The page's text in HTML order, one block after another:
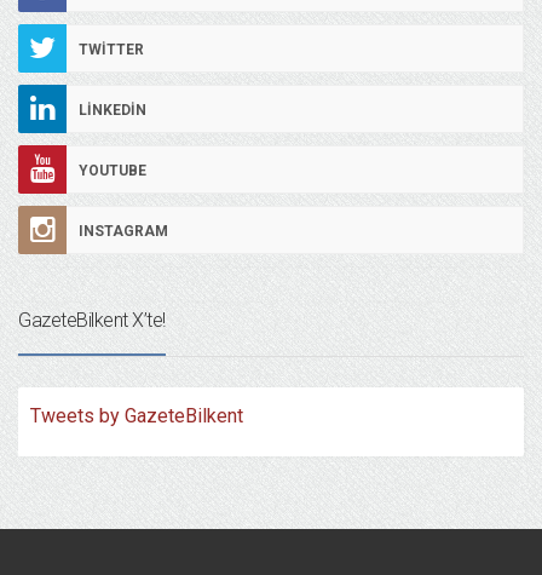
TWITTER
LINKEDIN
YOUTUBE
INSTAGRAM
GazeteBilkent X’te!
Tweets by GazeteBilkent